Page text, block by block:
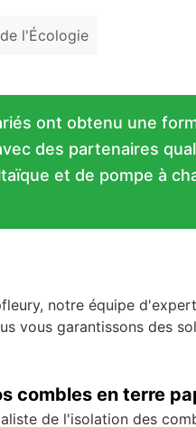
l'Écologie
ont obtenu une
des partenaires
et de pompe à
notre équipe
vous garantissons des
combles en terre
de l'isolation des